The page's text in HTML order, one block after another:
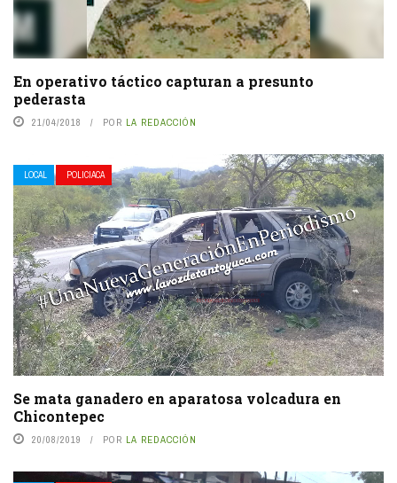
En operativo táctico capturan a presunto
pederasta
21/04/2018 POR LA REDACCIÓN
LOCAL POLICIACA
Se mata ganadero en aparatosa volcadura en
Chicontepec
20/08/2019 POR LA REDACCIÓN